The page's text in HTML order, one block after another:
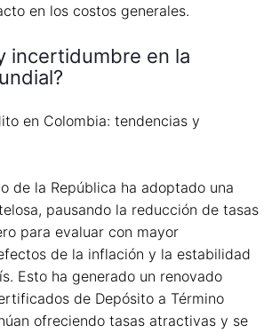
en los costos generales.
incertidumbre en la
en Colombia: tendencias y
de la República ha adoptado una
pausando la reducción de tasas
para evaluar con mayor
de la inflación y la estabilidad
Esto ha generado un renovado
de Depósito a Término
ofreciendo tasas atractivas y se